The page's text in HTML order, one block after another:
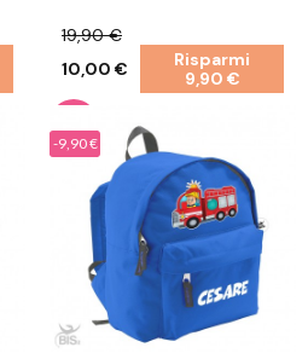
19,90 €
10,00 €
Risparmi
9,90 €
-9,90 €